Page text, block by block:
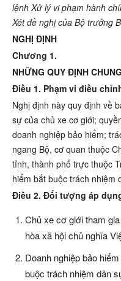
lệnh Xử lý vi phạm hành
Xét đề nghị của Bộ trưởng
NGHỊ ĐỊNH
Chương 1.
NHỮNG QUY ĐỊNH CHUNG
Điều 1. Phạm vi điều
Nghị định này quy định về
sự của chủ xe cơ giới;
doanh nghiệp bảo hiểm;
ngang Bộ, cơ quan thuộc
tỉnh, thành phố trực thuộc
hiểm bắt buộc trách nhiệm
Điều 2. Đối tượng áp
Chủ xe cơ giới tham
hòa xã hội chủ nghĩa
Doanh nghiệp bảo
buộc trách nhiệm dân